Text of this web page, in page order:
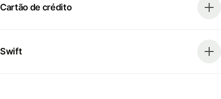
Cartão de crédito
Swift